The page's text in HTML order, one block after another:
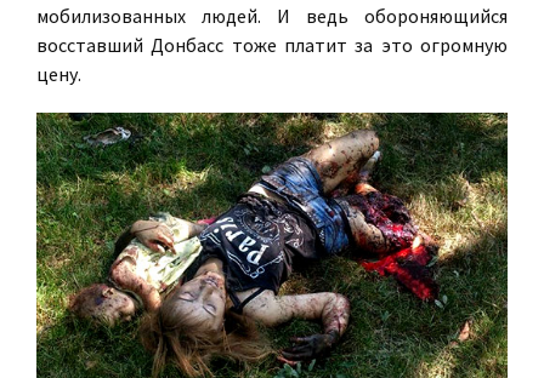
мобилизованных людей. И ведь обороняющийся
восставший Донбасс тоже платит за это огромную
цену.